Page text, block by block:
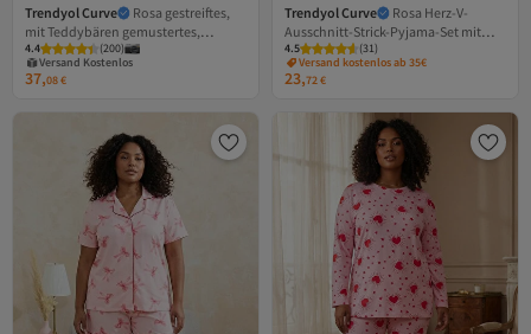
Trendyol Curve
Rosa gestreiftes,
mit Teddybären gemustertes,
gestricktes Pyjama-Set mit
Hemdkragen TBBAW25AI00039
4.4 (200)
Versand Kostenlos
Gratis Versand
Versand Kostenlos
37,08€
Trendyol Curve
Rosa Herz-V-
Ausschnitt-Strick-Pyjama-Set mit
Trägern in Übergröße
TBBSS26AI00025
4.5 (31)
Versand kostenlos ab 35€
23,72€